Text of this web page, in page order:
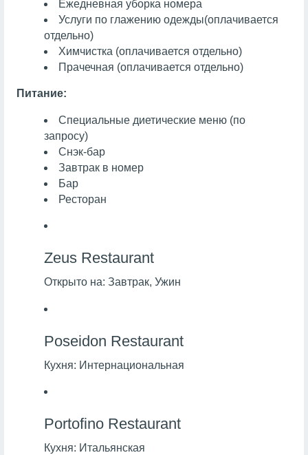
Ежедневная уборка номера
Услуги по глажению одежды(оплачивается
отдельно)
Химчистка (оплачивается отдельно)
Прачечная (оплачивается отдельно)
Питание:
Специальные диетические меню (по
запросу)
Снэк-бар
Завтрак в номер
Бар
Ресторан
Zeus Restaurant
Открыто на: Завтрак, Ужин
Poseidon Restaurant
Кухня: Интернациональная
Portofino Restaurant
Кухня: Итальянская